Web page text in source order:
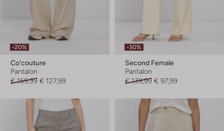
-20%
Co'couture
Pantalon
€ 159,99 € 127,99
-30%
Second Female
Pantalon
€ 139,99 € 97,99